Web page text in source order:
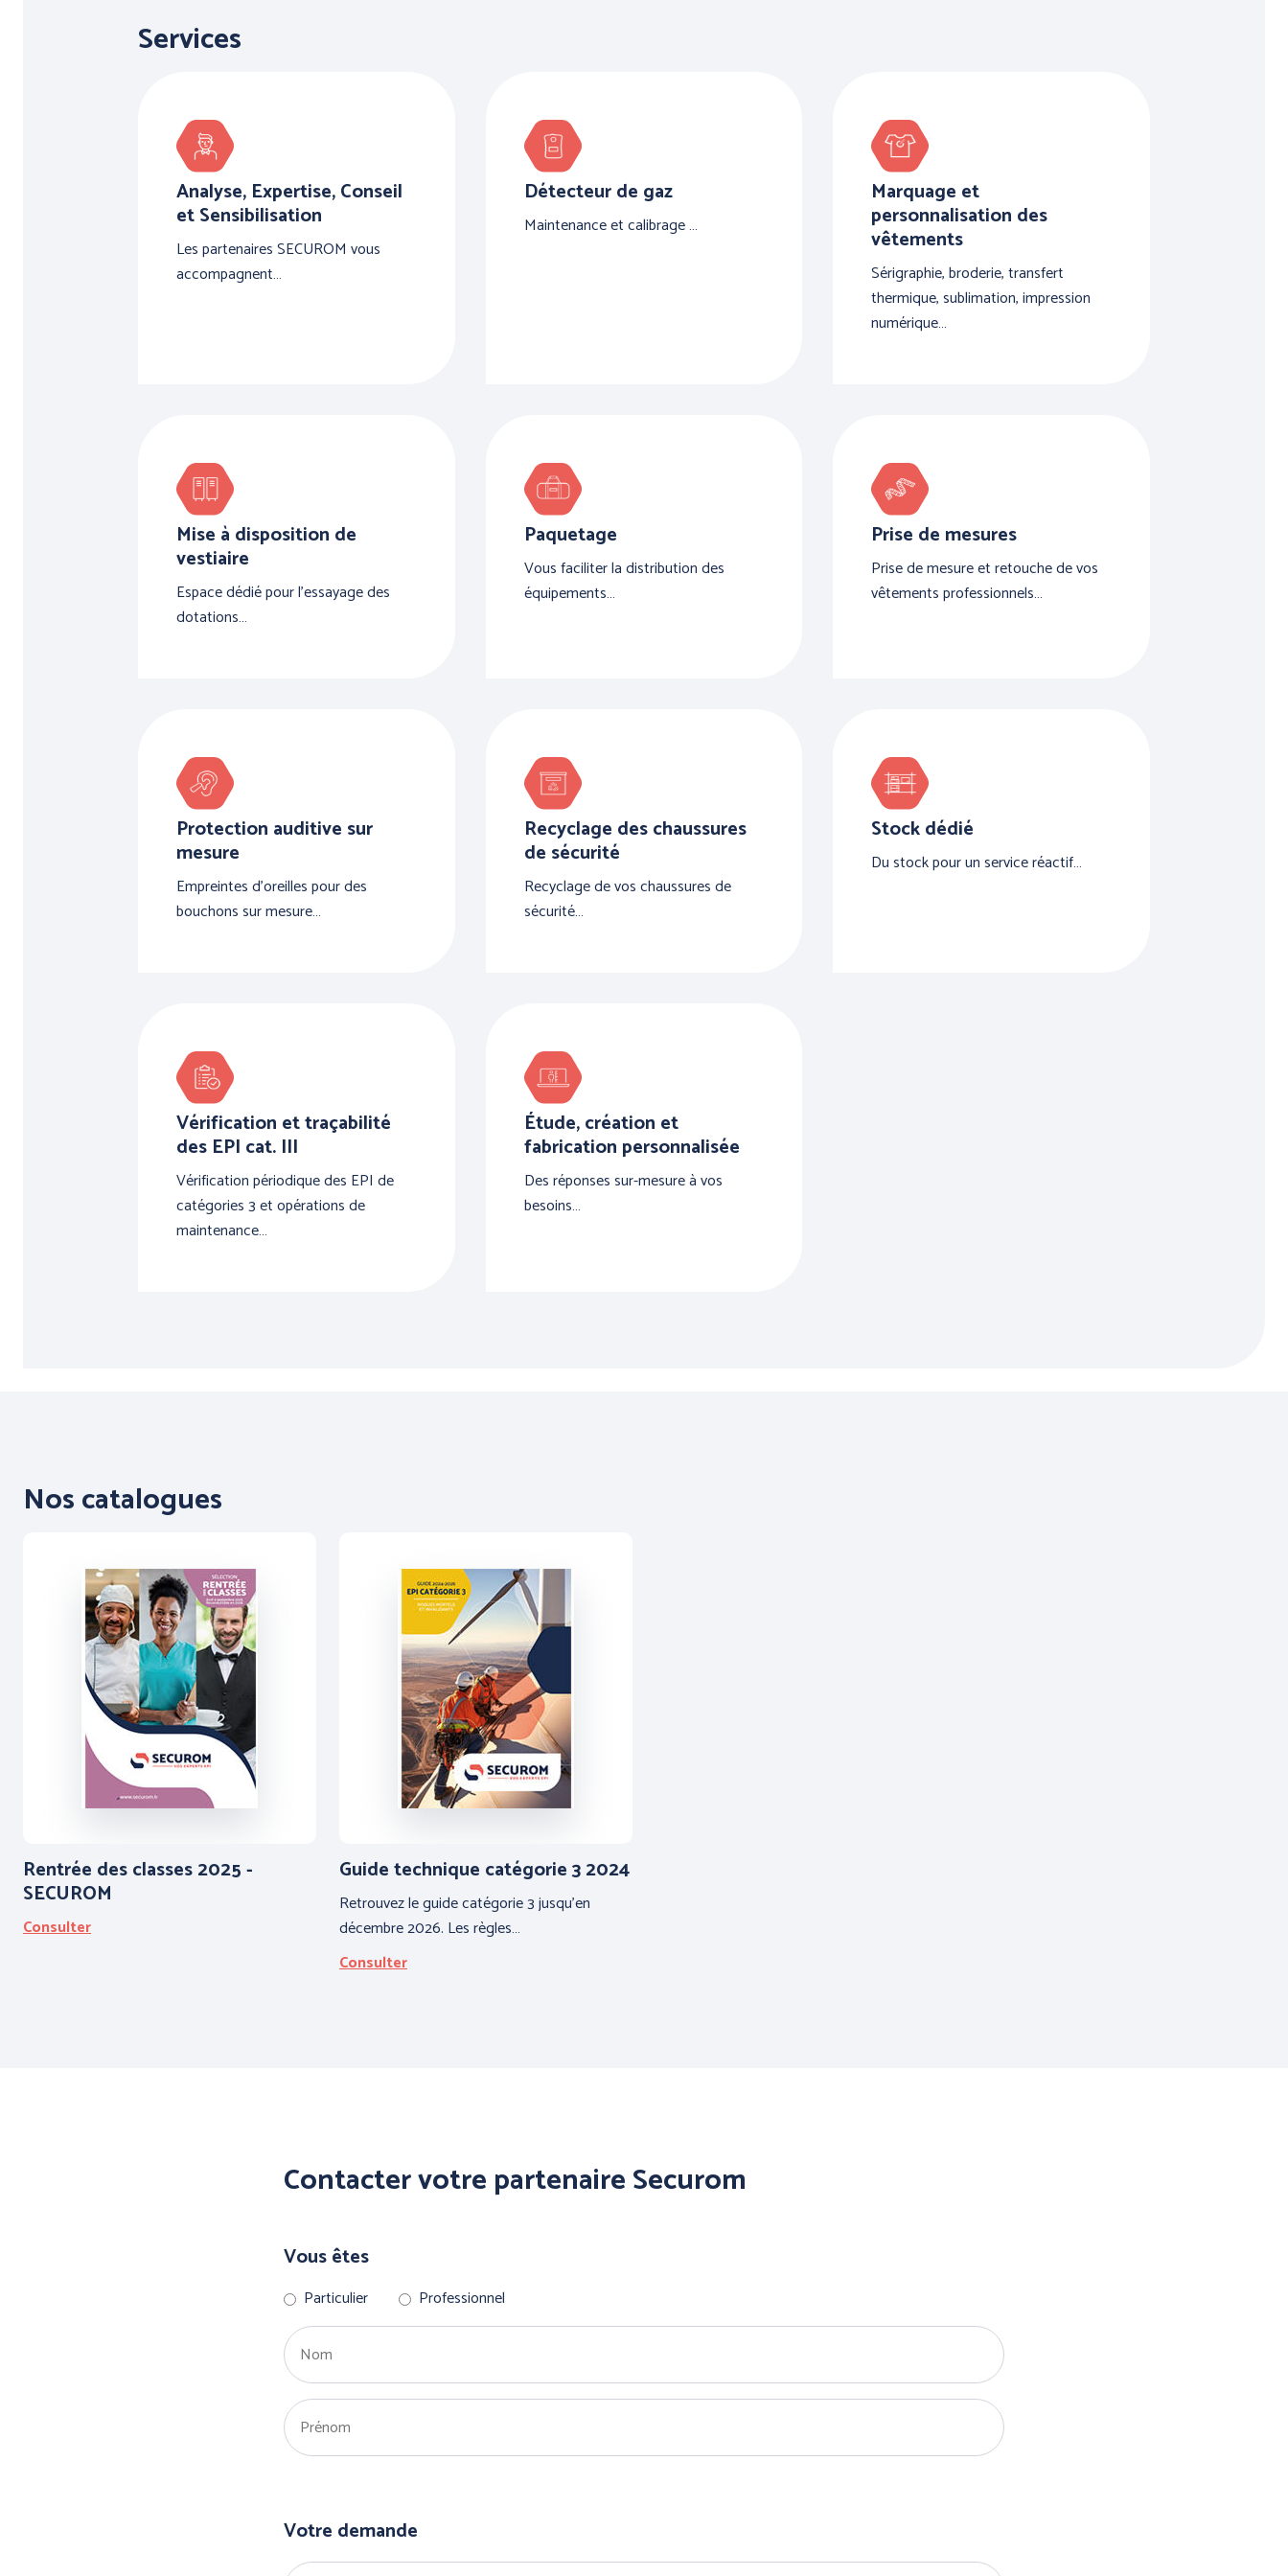
ERGONOMIE et AIDE
AU TRAVAIL
SECOURS
Services
Analyse, Expertise, Conseil
et Sensibilisation
Les partenaires SECUROM vous
accompagnent…
Détecteur de gaz
Maintenance et calibrage …
Marquage et
personnalisation des
vêtements
Sérigraphie, broderie, transfert
thermique, sublimation, impression
numérique…
Mise à disposition de
vestiaire
Espace dédié pour l'essayage des
dotations…
Paquetage
Vous faciliter la distribution des
équipements…
Prise de mesures
Prise de mesure et retouche de vos
vêtements professionnels…
Protection auditive sur
mesure
Empreintes d'oreilles pour des
bouchons sur mesure…
Recyclage des chaussures
de sécurité
Recyclage de vos chaussures de
sécurité…
Stock dédié
Du stock pour un service réactif…
Vérification et traçabilité
des EPI cat. III
Vérification périodique des EPI de
catégories 3 et opérations de
maintenance…
Étude, création et
fabrication personnalisée
Des réponses sur-mesure à vos
besoins…
Nos catalogues
Rentrée des classes 2025 -
SECUROM
Consulter
Guide technique catégorie 3 2024
Retrouvez le guide catégorie 3 jusqu'en
décembre 2026. Les règles…
Consulter
Contacter votre partenaire Securom
Vous êtes
Particulier Professionnel
Votre demande